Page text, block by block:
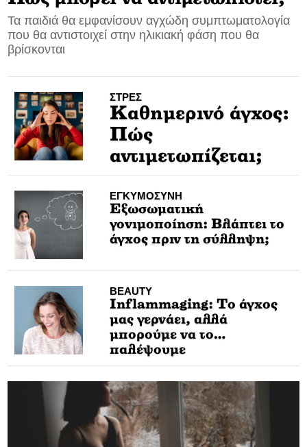
CONTACT
ADVERTISE
Τα παιδιά θα εμφανίσουν αγχώδη συμπτωματολογία
που θα αντιστοιχεί στην ηλικιακή φάση που θα
βρίσκονται
ΣΤΡΕΣ
Καθημερινό άγχος:
Πώς
αντιμετωπίζεται;
ΕΓΚΥΜΟΣΥΝΗ
Εξωσωματική
γονιμοποίηση: Βλάπτει το
άγχος πριν τη σύλληψη;
BEAUTY
Ιnflammaging: Το άγχος
μας γερνάει, αλλά
μπορούμε να το…
παλέψουμε